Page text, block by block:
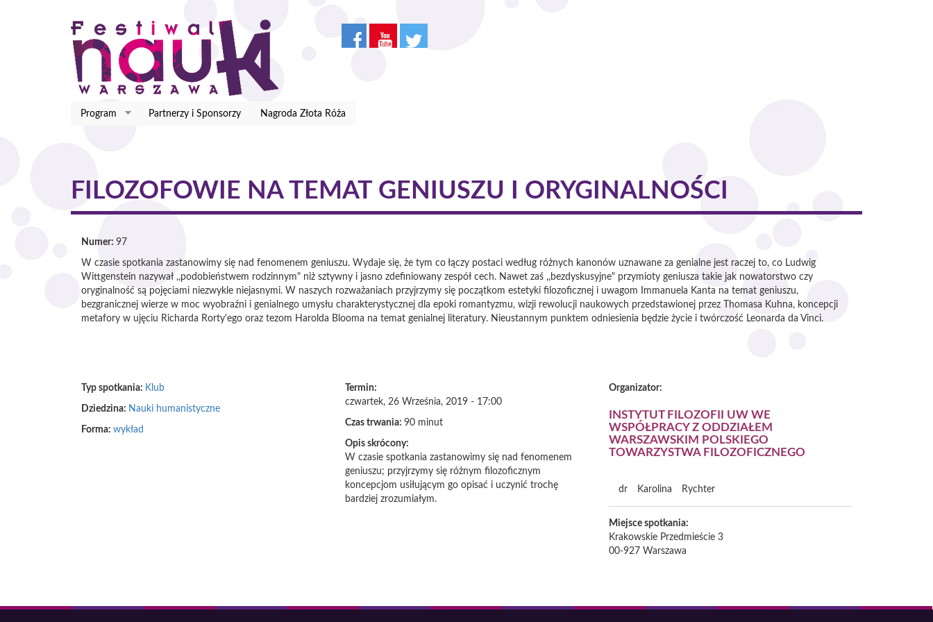
Program Partnerzy i Sponsorzy Nagroda Złota Róża
FILOZOFOWIE NA TEMAT GENIUSZU I ORYGINALNOŚCI
Numer: 97
W czasie spotkania zastanowimy się nad fenomenem geniuszu. Wydaje się, że tym co łączy postaci według różnych kanonów uznawane za genialne jest raczej to, co Ludwig
Wittgenstein nazywał ,,podobieństwem rodzinnym" niż sztywny i jasno zdefiniowany zespół cech. Nawet zaś ,,bezdyskusyjne" przymioty geniusza takie jak nowatorstwo czy
oryginalność są pojęciami niezwykle niejasnymi. W naszych rozważaniach przyjrzymy się początkom estetyki filozoficznej i uwagom Immanuela Kanta na temat geniuszu,
bezgranicznej wierze w moc wyobraźni i genialnego umysłu charakterystycznej dla epoki romantyzmu, wizji rewolucji naukowych przedstawionej przez Thomasa Kuhna, koncepcji
metafory w ujęciu Richarda Rorty'ego oraz tezom Harolda Blooma na temat genialnej literatury. Nieustannym punktem odniesienia będzie życie i twórczość Leonarda da Vinci.
Typ spotkania: Klub
Dziedzina: Nauki humanistyczne
Forma: wykład
Termin:
czwartek, 26 Września, 2019 - 17:00
Czas trwania: 90 minut
Opis skrócony:
W czasie spotkania zastanowimy się nad fenomenem
geniuszu; przyjrzymy się różnym filozoficznym
koncepcjom usiłującym go opisać i uczynić trochę
bardziej zrozumiałym.
Organizator:
INSTYTUT FILOZOFII UW WE
WSPÓŁPRACY Z ODDZIAŁEM
WARSZAWSKIM POLSKIEGO
TOWARZYSTWA FILOZOFICZNEGO
dr Karolina Rychter
Miejsce spotkania:
Krakowskie Przedmieście 3
00-927 Warszawa